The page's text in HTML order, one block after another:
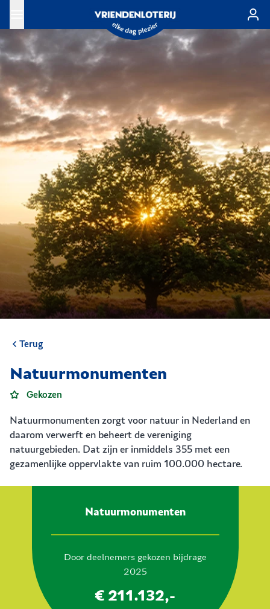
Ga naar de hoofdinhoud
Terug
Natuurmonumenten
Gekozen
Natuurmonumenten zorgt voor natuur in Nederland en
daarom verwerft en beheert de vereniging
natuurgebieden. Dat zijn er inmiddels 355 met een
gezamenlijke oppervlakte van ruim 100.000 hectare.
Natuurmonumenten
Door deelnemers gekozen bijdrage
2025
€ 211.132,-